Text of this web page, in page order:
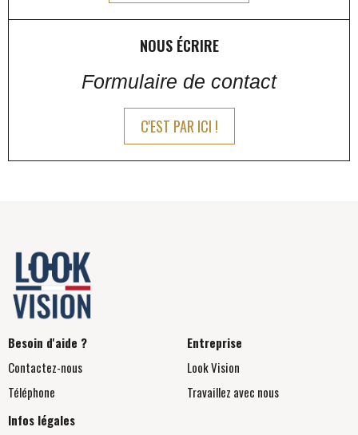
NOUS ÉCRIRE
Formulaire de contact
C'EST PAR ICI !
Besoin d'aide ?
Contactez-nous
Téléphone
Entreprise
Look Vision
Travaillez avec nous
Infos légales